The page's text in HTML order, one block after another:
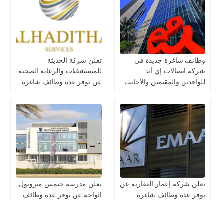
وظائف شاغرة جديدة في
شركة اتصالات إي آند
للوافدين والمقيمين والأجانب
تعلن شركة الحديثة
للمستشفيات والرعاية الصحية
عن توفر عدة وظائف شاغرة
في دبي وأبوظبي
تعلن شركة إعمار العقارية عن
توفر عدة وظائف شاغرة
تعلن مدرسة جيمس متروبول
الواحة عن توفر عدة وظائف